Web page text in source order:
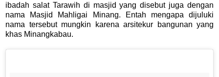
ibadah salat Tarawih di masjid yang disebut juga dengan
nama Masjid Mahligai Minang. Entah mengapa dijuluki
nama tersebut mungkin karena arsitekur bangunan yang
khas Minangkabau.